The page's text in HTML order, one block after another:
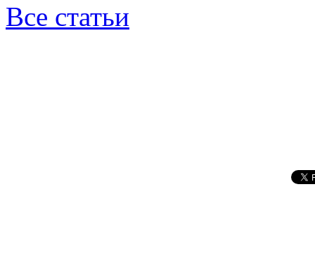
Все статьи